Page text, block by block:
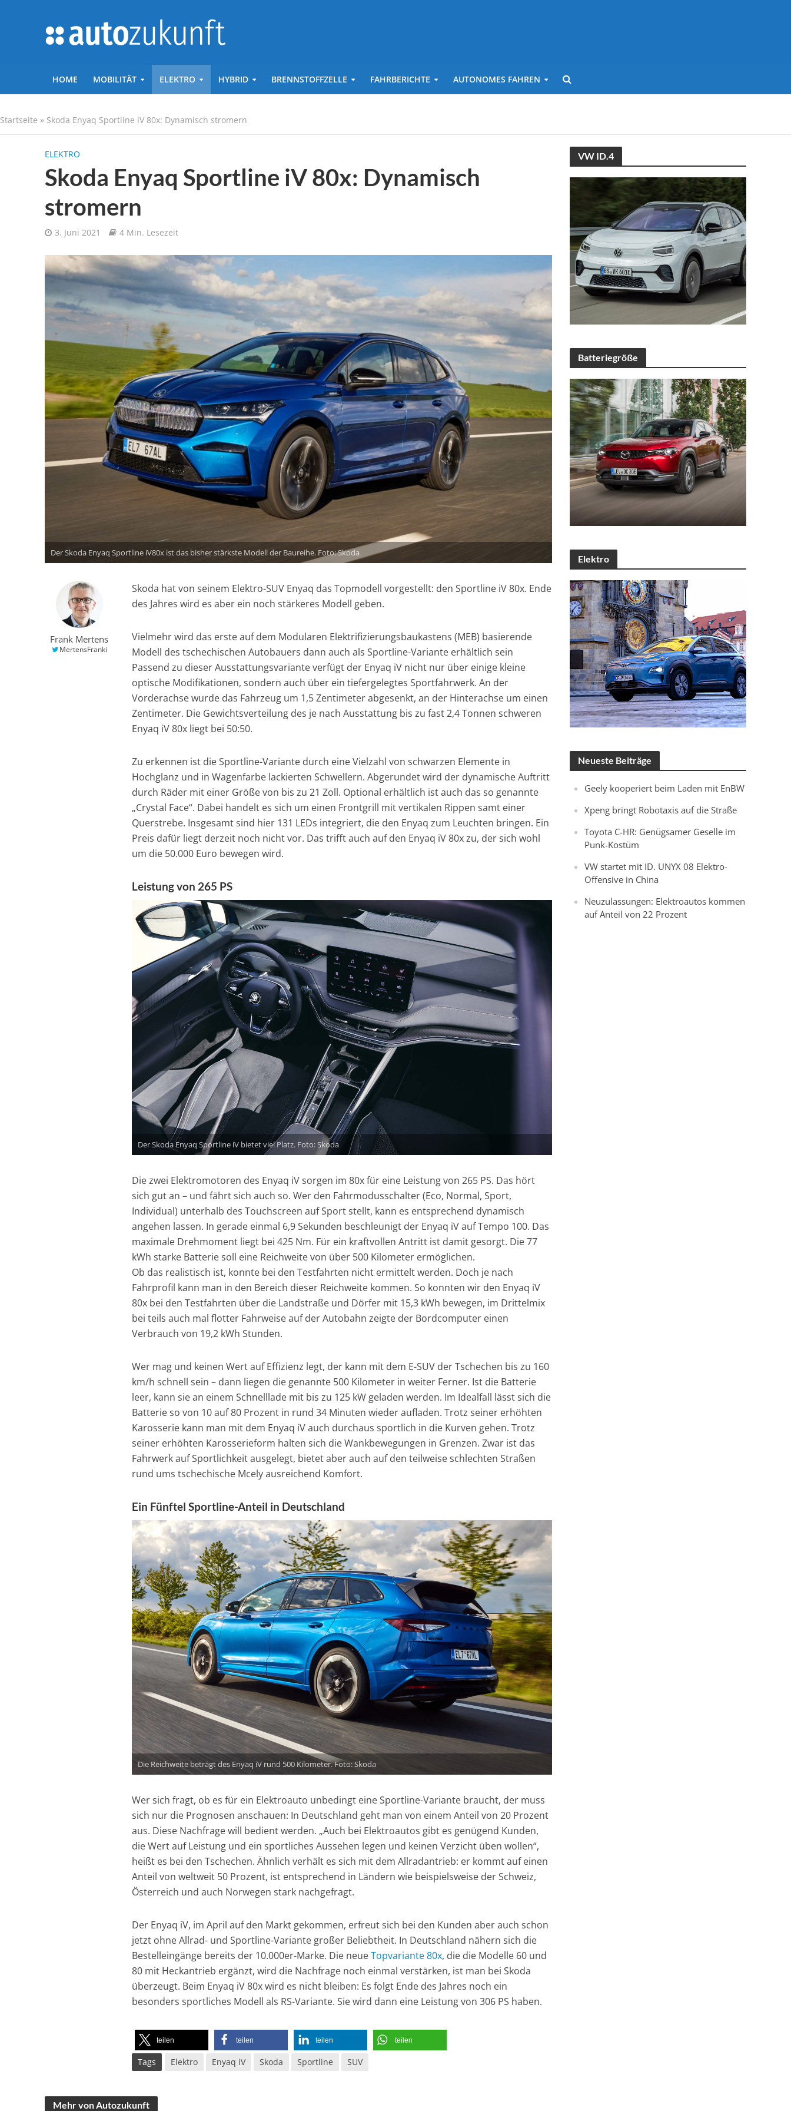
HOME MOBILITÄT ELEKTRO HYBRID BRENNSTOFFZELLE FAHRBERICHTE AUTONOMES FAHREN
Startseite » Skoda Enyaq Sportline iV 80x: Dynamisch stromern
ELEKTRO
Skoda Enyaq Sportline iV 80x: Dynamisch
stromern
3. Juni 2021 4 Min. Lesezeit
Der Skoda Enyaq Sportline iV80x ist das bisher stärkste Modell der Baureihe. Foto: Skoda
Frank Mertens
MertensFranki
Skoda hat von seinem Elektro-SUV Enyaq das Topmodell vorgestellt: den Sportline iV 80x. Ende
des Jahres wird es aber ein noch stärkeres Modell geben.
Vielmehr wird das erste auf dem Modularen Elektrifizierungsbaukastens (MEB) basierende
Modell des tschechischen Autobauers dann auch als Sportline-Variante erhältlich sein
Passend zu dieser Ausstattungsvariante verfügt der Enyaq iV nicht nur über einige kleine
optische Modifikationen, sondern auch über ein tiefergelegtes Sportfahrwerk. An der
Vorderachse wurde das Fahrzeug um 1,5 Zentimeter abgesenkt, an der Hinterachse um einen
Zentimeter. Die Gewichtsverteilung des je nach Ausstattung bis zu fast 2,4 Tonnen schweren
Enyaq iV 80x liegt bei 50:50.
Zu erkennen ist die Sportline-Variante durch eine Vielzahl von schwarzen Elemente in
Hochglanz und in Wagenfarbe lackierten Schwellern. Abgerundet wird der dynamische Auftritt
durch Räder mit einer Größe von bis zu 21 Zoll. Optional erhältlich ist auch das so genannte
„Crystal Face“. Dabei handelt es sich um einen Frontgrill mit vertikalen Rippen samt einer
Querstrebe. Insgesamt sind hier 131 LEDs integriert, die den Enyaq zum Leuchten bringen. Ein
Preis dafür liegt derzeit noch nicht vor. Das trifft auch auf den Enyaq iV 80x zu, der sich wohl
um die 50.000 Euro bewegen wird.
Leistung von 265 PS
Der Skoda Enyaq Sportline iV bietet viel Platz. Foto: Skoda
Die zwei Elektromotoren des Enyaq iV sorgen im 80x für eine Leistung von 265 PS. Das hört
sich gut an – und fährt sich auch so. Wer den Fahrmodusschalter (Eco, Normal, Sport,
Individual) unterhalb des Touchscreen auf Sport stellt, kann es entsprechend dynamisch
angehen lassen. In gerade einmal 6,9 Sekunden beschleunigt der Enyaq iV auf Tempo 100. Das
maximale Drehmoment liegt bei 425 Nm. Für ein kraftvollen Antritt ist damit gesorgt. Die 77
kWh starke Batterie soll eine Reichweite von über 500 Kilometer ermöglichen.
Ob das realistisch ist, konnte bei den Testfahrten nicht ermittelt werden. Doch je nach
Fahrprofil kann man in den Bereich dieser Reichweite kommen. So konnten wir den Enyaq iV
80x bei den Testfahrten über die Landstraße und Dörfer mit 15,3 kWh bewegen, im Drittelmix
bei teils auch mal flotter Fahrweise auf der Autobahn zeigte der Bordcomputer einen
Verbrauch von 19,2 kWh Stunden.
Wer mag und keinen Wert auf Effizienz legt, der kann mit dem E-SUV der Tschechen bis zu 160
km/h schnell sein – dann liegen die genannte 500 Kilometer in weiter Ferner. Ist die Batterie
leer, kann sie an einem Schnelllade mit bis zu 125 kW geladen werden. Im Idealfall lässt sich die
Batterie so von 10 auf 80 Prozent in rund 34 Minuten wieder aufladen. Trotz seiner erhöhten
Karosserie kann man mit dem Enyaq iV auch durchaus sportlich in die Kurven gehen. Trotz
seiner erhöhten Karosserieform halten sich die Wankbewegungen in Grenzen. Zwar ist das
Fahrwerk auf Sportlichkeit ausgelegt, bietet aber auch auf den teilweise schlechten Straßen
rund ums tschechische Mcely ausreichend Komfort.
Ein Fünftel Sportline-Anteil in Deutschland
Die Reichweite beträgt des Enyaq iV rund 500 Kilometer. Foto: Skoda
Wer sich fragt, ob es für ein Elektroauto unbedingt eine Sportline-Variante braucht, der muss
sich nur die Prognosen anschauen: In Deutschland geht man von einem Anteil von 20 Prozent
aus. Diese Nachfrage will bedient werden. „Auch bei Elektroautos gibt es genügend Kunden,
die Wert auf Leistung und ein sportliches Aussehen legen und keinen Verzicht üben wollen“,
heißt es bei den Tschechen. Ähnlich verhält es sich mit dem Allradantrieb: er kommt auf einen
Anteil von weltweit 50 Prozent, ist entsprechend in Ländern wie beispielsweise der Schweiz,
Österreich und auch Norwegen stark nachgefragt.
Der Enyaq iV, im April auf den Markt gekommen, erfreut sich bei den Kunden aber auch schon
jetzt ohne Allrad- und Sportline-Variante großer Beliebtheit. In Deutschland nähern sich die
Bestelleingänge bereits der 10.000er-Marke. Die neueTopvariante 80x, die die Modelle 60 und
80 mit Heckantrieb ergänzt, wird die Nachfrage noch einmal verstärken, ist man bei Skoda
überzeugt. Beim Enyaq iV 80x wird es nicht bleiben: Es folgt Ende des Jahres noch ein
besonders sportliches Modell als RS-Variante. Sie wird dann eine Leistung von 306 PS haben.
teilen teilen teilen teilen
Tags Elektro Enyaq iV Skoda Sportline SUV
Mehr von Autozukunft
VW ID.4
Batteriegröße
Elektro
Neueste Beiträge
Geely kooperiert beim Laden mit EnBW
Xpeng bringt Robotaxis auf die Straße
Toyota C-HR: Genügsamer Geselle im
Punk-Kostüm
VW startet mit ID. UNYX 08 Elektro-
Offensive in China
Neuzulassungen: Elektroautos kommen
auf Anteil von 22 Prozent